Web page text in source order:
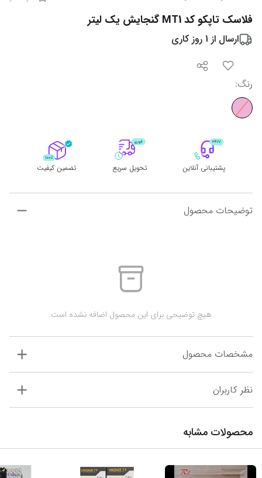
فلاسک تاپکو کد MT1 گنجایش یک لیتر
ارسال از 1 روز کاری
رنگ:
پشتیبانی آنلاین تحویل سریع تضمین کیفیت
توضیحات محصول
مشخصات محصول
نظر کاربران
محصولات مشابه